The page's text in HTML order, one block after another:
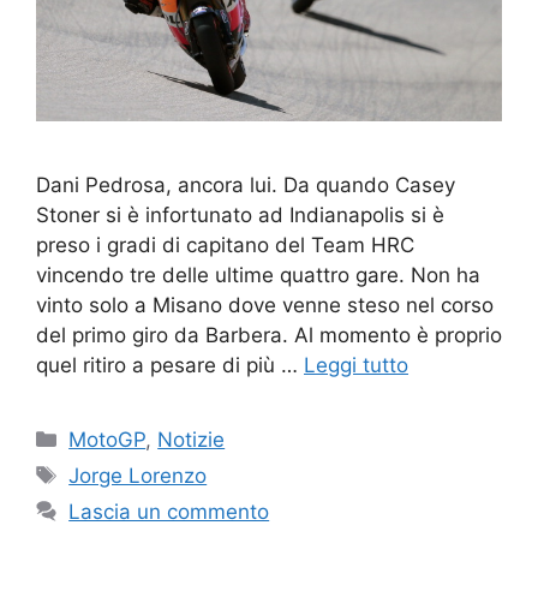
Dani Pedrosa, ancora lui. Da quando Casey
Stoner si è infortunato ad Indianapolis si è
preso i gradi di capitano del Team HRC
vincendo tre delle ultime quattro gare. Non ha
vinto solo a Misano dove venne steso nel corso
del primo giro da Barbera. Al momento è proprio
quel ritiro a pesare di più … Leggi tutto
Categorie
MotoGP, Notizie
Tag
Jorge Lorenzo
Lascia un commento